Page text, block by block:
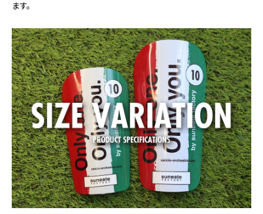
ます。